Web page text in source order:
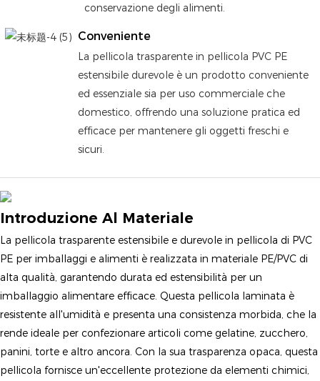
conservazione degli alimenti.
Conveniente
La pellicola trasparente in pellicola PVC PE
estensibile durevole è un prodotto conveniente
ed essenziale sia per uso commerciale che
domestico, offrendo una soluzione pratica ed
efficace per mantenere gli oggetti freschi e
sicuri.
Introduzione Al Materiale
La pellicola trasparente estensibile e durevole in pellicola di PVC
PE per imballaggi e alimenti è realizzata in materiale PE/PVC di
alta qualità, garantendo durata ed estensibilità per un
imballaggio alimentare efficace. Questa pellicola laminata è
resistente all'umidità e presenta una consistenza morbida, che la
rende ideale per confezionare articoli come gelatine, zucchero,
panini, torte e altro ancora. Con la sua trasparenza opaca, questa
pellicola fornisce un'eccellente protezione da elementi chimici,